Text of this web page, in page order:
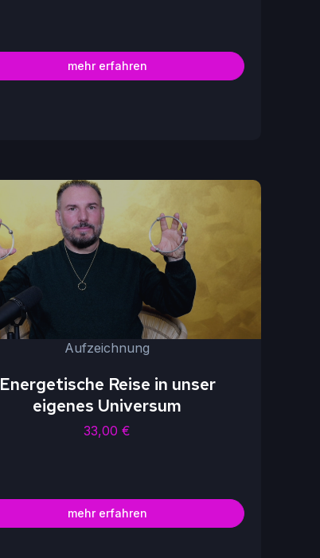
mehr erfahren
Aufzeichnung
Energetische Reise in unser
eigenes Universum
33,00€
mehr erfahren